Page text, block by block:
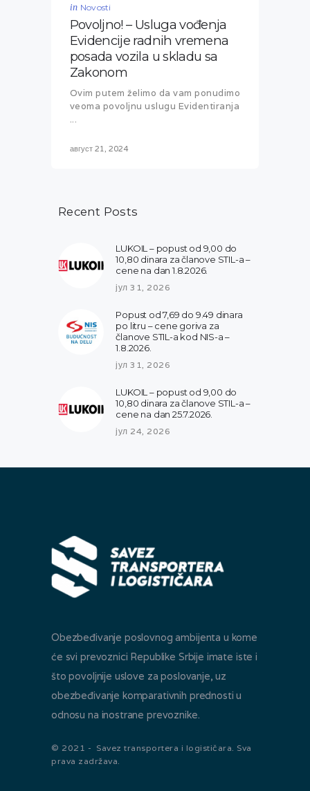
in Novosti
Povoljno! – Usluga vođenja
Evidencije radnih vremena
posada vozila u skladu sa
Zakonom
Ovim putem želimo da vam ponudimo
veoma povoljnu uslugu Evidentiranja
...
август 21, 2024
Recent Posts
LUKOIL – popust od 9,00 do
10,80 dinara za članove STIL-a –
cene na dan 1.8.2026.
јул 31, 2026
Popust od 7,69 do 9.49 dinara
po litru – cene goriva za
članove STIL-a kod NIS-a –
1.8.2026.
јул 31, 2026
LUKOIL – popust od 9,00 do
10,80 dinara za članove STIL-a –
cene na dan 25.7.2026.
јул 24, 2026
Obezbeđivanje poslovnog ambijenta u kome
će svi prevoznici Republike Srbije imate iste i
što povoljnije uslove za poslovanje, uz
obezbeđivanje komparativnih prednosti u
odnosu na inostrane prevoznike.
© 2021 - Savez transportera i logističara. Sva
prava zadržava.